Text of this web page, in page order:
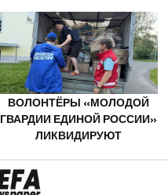
SÖNDÜRÜCÜLER VE
JENERATÖRLER KONUSUNDA
YARDIMCI OLACAK
ВОЛОНТЁРЫ «МОЛОДОЙ
ГВАРДИИ ЕДИНОЙ РОССИИ»
ЛИКВИДИРУЮТ
НА УРАЛЕ И ДАЛЬНЕМ